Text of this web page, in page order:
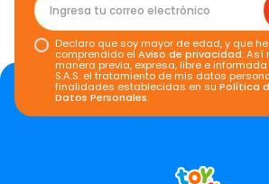
Declaro que soy mayor de edad, y que
comprendido elAviso de privacidad. Así
manera previa, expresa, libre e informada
S.A.S. el tratamiento de mis datos
finalidades establecidas en suPolítica
Datos Personales.